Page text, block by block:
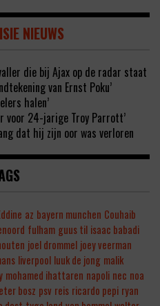
NIEUWS
die bij Ajax op de radar staat
van Ernst Poku’
halen’
voor 24-jarige Troy Parrott’
dat hij zijn oor was verloren
az bayern munchen Couhaib
fulham guus til isaac babadi
joel drommel joey veerman
liverpool luuk de jong malik
mohamed ihattaren napoli nec noa
bosz psv reis ricardo pepi ryan